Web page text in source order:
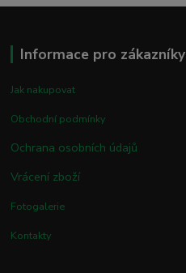
Informace pro zákazníky
Jak nakupovat
Obchodní podmínky
Ochrana osobních údajů
Vrácení zboží
Fotogalerie
Kontakty